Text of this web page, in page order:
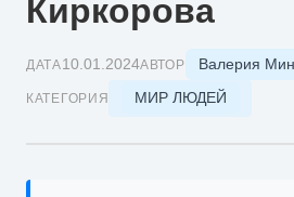
Киркорова
ДАТА10.01.2024АВТОР Валерия
КАТЕГОРИЯ МИР ЛЮДЕЙ